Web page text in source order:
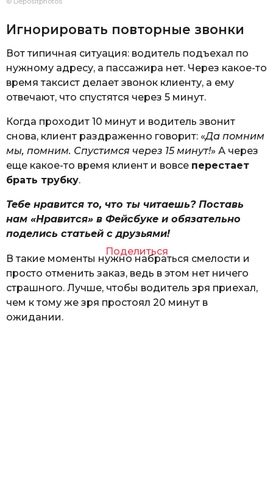
Игнорировать повторные звонки
Вот типичная ситуация: водитель подъехал по
нужному адресу, а пассажира нет. Через какое-то
время таксист делает звонок клиенту, а ему
отвечают, что спустятся через 5 минут.
Когда проходит 10 минут и водитель звонит
снова, клиент раздраженно говорит: «Да помним
мы, помним. Спустимся через 15 минут!» А через
еще какое-то время клиент и вовсе перестает
брать трубку.
Тебе нравится то, что ты читаешь? Поставь
нам «Нравится» в Фейсбуке и обязательно
поделись статьей с друзьями!
Поделиться
В такие моменты нужно набраться смелости и
просто отменить заказ, ведь в этом нет ничего
страшного. Лучше, чтобы водитель зря приехал,
чем к тому же зря простоял 20 минут в
ожидании.